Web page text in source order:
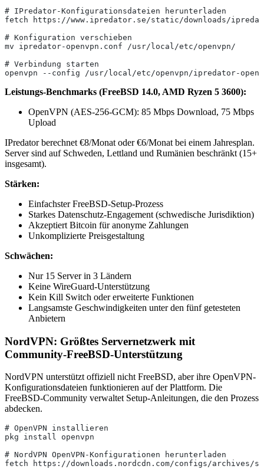
# IPredator-Konfigurationsdateien herunterladen
fetch https://www.ipredator.se/static/downloads/
# Konfiguration verschieben
mv ipredator-openvpn.conf /usr/local/etc/openvpn/
# Verbindung starten
openvpn --config /usr/local/etc/openvpn/ipredator-
Leistungs-Benchmarks (FreeBSD 14.0, AMD Ryzen 5 3600):
OpenVPN (AES-256-GCM): 85 Mbps Download, 75 Mbps
Upload
IPredator berechnet €8/Monat oder €6/Monat bei einem Jahresplan.
Server sind auf Schweden, Lettland und Rumänien beschränkt (15+
insgesamt).
Stärken:
Einfachster FreeBSD-Setup-Prozess
Starkes Datenschutz-Engagement (schwedische Jurisdiktion)
Akzeptiert Bitcoin für anonyme Zahlungen
Unkomplizierte Preisgestaltung
Schwächen:
Nur 15 Server in 3 Ländern
Keine WireGuard-Unterstützung
Kein Kill Switch oder erweiterte Funktionen
Langsamste Geschwindigkeiten unter den fünf getesteten
Anbietern
NordVPN: Größtes Servernetzwerk mit
Community-FreeBSD-Unterstützung
NordVPN unterstützt offiziell nicht FreeBSD, aber ihre OpenVPN-
Konfigurationsdateien funktionieren auf der Plattform. Die
FreeBSD-Community verwaltet Setup-Anleitungen, die den Prozess
abdecken.
# OpenVPN installieren
pkg install openvpn
# NordVPN OpenVPN-Konfigurationen herunterladen
fetch https://downloads.nordcdn.com/configs/archives/